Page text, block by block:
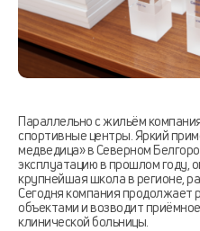
Параллельно с жильём
спортивные центры. Яркий
медведица» в Северном
эксплуатацию в прошлом году,
крупнейшая школа в регионе,
Сегодня компания продолжает
объектами и возводит
клинической больницы.